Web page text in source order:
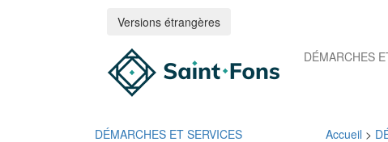
Versions étrangères
DÉMARCHES
DÉMARCHES ET SERVICES
Accueil >